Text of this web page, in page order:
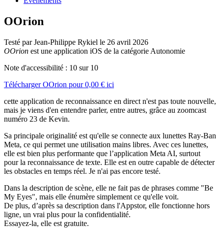
OOrion
Testé par Jean-Philippe Rykiel le 26 avril 2026
OOrion est une application iOS de la catégorie Autonomie
Note d'accessibilité : 10 sur 10
TéléchargerOOrion pour0,00 € ici
cette application de reconnaissance en direct n'est pas toute nouvelle,
mais je viens d'en entendre parler, entre autres, grâce au zoomcast
numéro 23 de Kevin.
Sa principale originalité est qu'elle se connecte aux lunettes Ray-Ban
Meta, ce qui permet une utilisation mains libres. Avec ces lunettes,
elle est bien plus performante que l’application Meta AI, surtout
pour la reconnaissance de texte. Elle est en outre capable de détecter
les obstacles en temps réel. Je n'ai pas encore testé.
Dans la description de scène, elle ne fait pas de phrases comme "Be
My Eyes", mais elle énumère simplement ce qu'elle voit.
De plus, d’après sa description dans l'Appstor, elle fonctionne hors
ligne, un vrai plus pour la confidentialité.
Essayez-la, elle est gratuite.